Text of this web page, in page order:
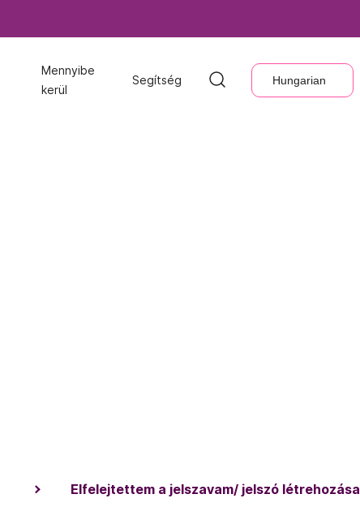
Mennyibe
kerül
Segítség Hungarian
Mennyibe
kerül
Segítség Hungarian
Elfelejtettem a jelszavam/ jelszó létrehozása